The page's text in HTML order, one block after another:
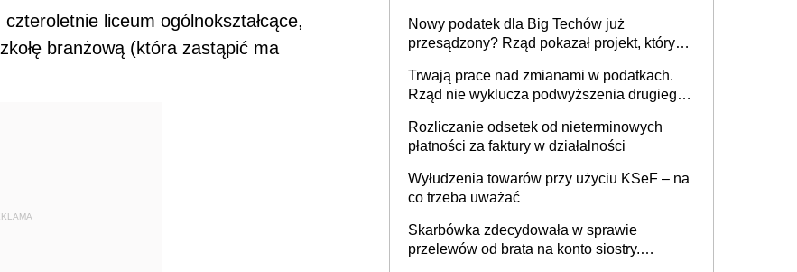
liceum ogólnokształcące,
branżową (która zastąpić ma
Nowy podatek dla Big Techów już
przesądzony? Rząd pokazał projekt, który
Trwają prace nad zmianami w podatkach.
Rząd nie wyklucza podwyższenia drugiego
Rozliczanie odsetek od nieterminowych
płatności za faktury w działalności
Wyłudzenia towarów przy użyciu KSeF – na
co trzeba uważać
Skarbówka zdecydowała w sprawie
przelewów od brata na konto siostry.